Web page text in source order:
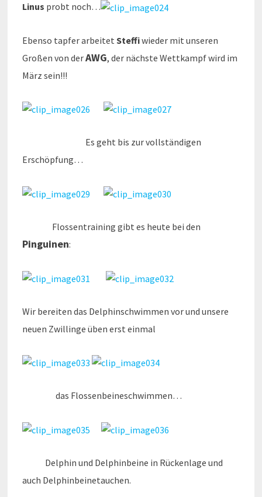
Linus probt noch…
Ebenso tapfer arbeitet Steffiwieder mit unseren
Großen von derAWG, der nächste Wettkampf wird im
März sein!!!
Es geht bis zur vollständigen
Erschöpfung…
Flossentraining gibt es heute bei den
Pinguinen:
Wir bereiten das Delphinschwimmen vor und unsere
neuen Zwillinge üben erst einmal
das Flossenbeineschwimmen…
Delphin und Delphinbeine in Rückenlage und
auch Delphinbeinetauchen.